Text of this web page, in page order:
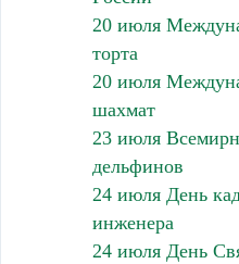
20 июля
торта
20 июля
шахмат
23 июля
дельфинов
24 июля День
инженера
24 июля День